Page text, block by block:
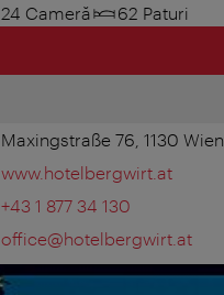
24 Cameră
62 Paturi
Maxingstraße 76, 1130 Wien
www.hotelbergwirt.at
+43 1 877 34 130
office@hotelbergwirt.at